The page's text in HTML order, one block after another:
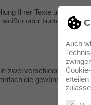
Auch
erteilen
Ihrer Texte und
oder bunter
zwei verschiedenen
die gewünschten